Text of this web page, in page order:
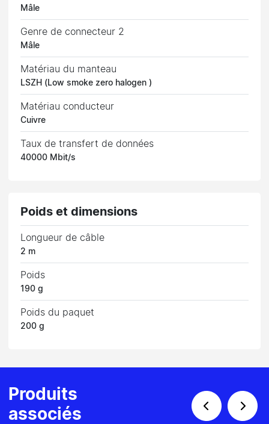
Mâle
Genre de connecteur 2
Mâle
Matériau du manteau
LSZH (Low smoke zero halogen )
Matériau conducteur
Cuivre
Taux de transfert de données
40000 Mbit/s
Poids et dimensions
Longueur de câble
2 m
Poids
190 g
Poids du paquet
200 g
Produits
associés